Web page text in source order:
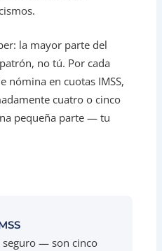
la mayor parte del
no tú. Por cada
nómina en cuotas IMSS,
cuatro o cinco
pequeña parte — tu
seguro — son cinco